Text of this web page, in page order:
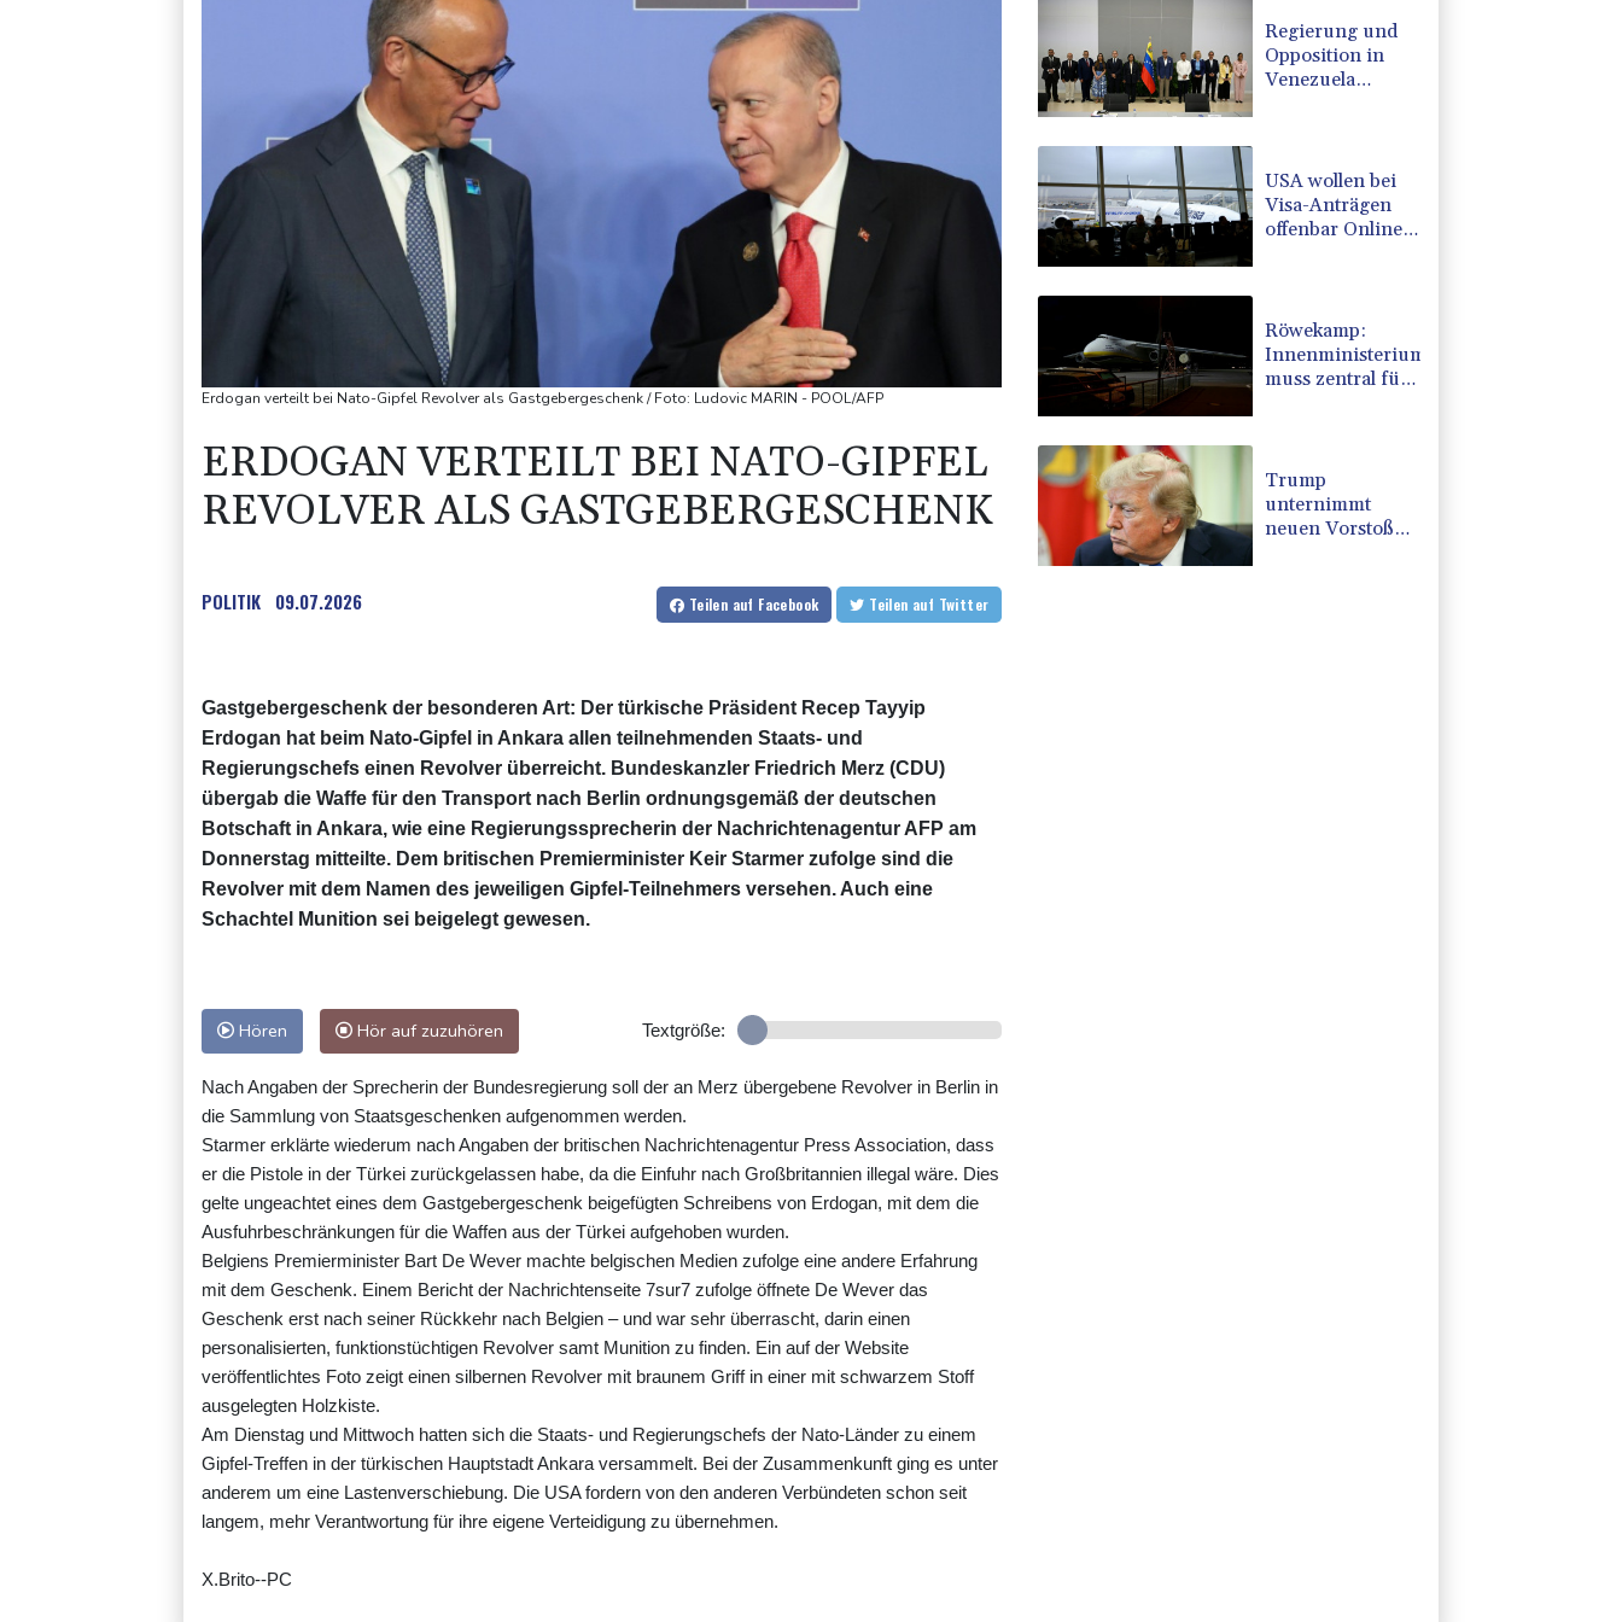
Erdogan verteilt bei Nato-Gipfel Revolver als Gastgebergeschenk / Foto: Ludovic MARIN - POOL/AFP
ERDOGAN VERTEILT BEI NATO-GIPFEL
REVOLVER ALS GASTGEBERGESCHENK
POLITIK 09.07.2026 Teilen auf Facebook Teilen auf Twitter
Gastgebergeschenk der besonderen Art: Der türkische Präsident Recep Tayyip
Erdogan hat beim Nato-Gipfel in Ankara allen teilnehmenden Staats- und
Regierungschefs einen Revolver überreicht. Bundeskanzler Friedrich Merz (CDU)
übergab die Waffe für den Transport nach Berlin ordnungsgemäß der deutschen
Botschaft in Ankara, wie eine Regierungssprecherin der Nachrichtenagentur AFP am
Donnerstag mitteilte. Dem britischen Premierminister Keir Starmer zufolge sind die
Revolver mit dem Namen des jeweiligen Gipfel-Teilnehmers versehen. Auch eine
Schachtel Munition sei beigelegt gewesen.
Hören Hör auf zuzuhören Textgröße:
Nach Angaben der Sprecherin der Bundesregierung soll der an Merz übergebene Revolver in Berlin in
die Sammlung von Staatsgeschenken aufgenommen werden.
Starmer erklärte wiederum nach Angaben der britischen Nachrichtenagentur Press Association, dass
er die Pistole in der Türkei zurückgelassen habe, da die Einfuhr nach Großbritannien illegal wäre. Dies
gelte ungeachtet eines dem Gastgebergeschenk beigefügten Schreibens von Erdogan, mit dem die
Ausfuhrbeschränkungen für die Waffen aus der Türkei aufgehoben wurden.
Belgiens Premierminister Bart De Wever machte belgischen Medien zufolge eine andere Erfahrung
mit dem Geschenk. Einem Bericht der Nachrichtenseite 7sur7 zufolge öffnete De Wever das
Geschenk erst nach seiner Rückkehr nach Belgien – und war sehr überrascht, darin einen
personalisierten, funktionstüchtigen Revolver samt Munition zu finden. Ein auf der Website
veröffentlichtes Foto zeigt einen silbernen Revolver mit braunem Griff in einer mit schwarzem Stoff
ausgelegten Holzkiste.
Am Dienstag und Mittwoch hatten sich die Staats- und Regierungschefs der Nato-Länder zu einem
Gipfel-Treffen in der türkischen Hauptstadt Ankara versammelt. Bei der Zusammenkunft ging es unter
anderem um eine Lastenverschiebung. Die USA fordern von den anderen Verbündeten schon seit
langem, mehr Verantwortung für ihre eigene Verteidigung zu übernehmen.
X.Brito--PC
Regierung und
Opposition in
Venezuela
USA wollen bei
Visa-Anträgen
offenbar Online-
Röwekamp:
Innenministerium
muss zentral für
Trump
unternimmt
neuen Vorstoß